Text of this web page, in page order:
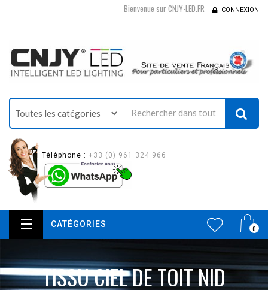
Bienvenue sur CNJY-LED.FR CONNEXION
Téléphone : +33 (0) 961 324 966
0
CATÉGORIES
TISSU CIEL DE TOIT NID